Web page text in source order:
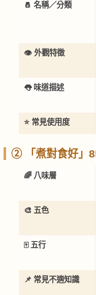
🧂 名稱／分類
👁️ 外觀特徵
👅 味道描述
⭐ 常見使用度
② 「煮對食好」
🌈 八味層
🎨 五色
🀄 五行
📌 常見不適知識